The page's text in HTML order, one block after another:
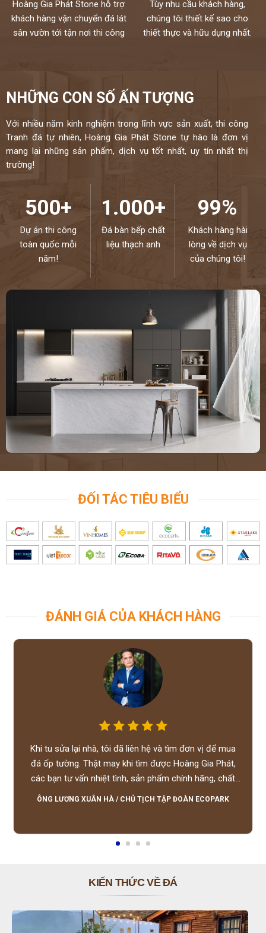
mọi không gian.
Chúng tôi không bán lẻ đá tấm chỉ nhận gia công chế tác và lắp đặt
theo yêu cầu cho khách hàng nên không phải qua trung gian
có vấn đề gì sẽ có bộ phận kỹ thuật đến xử lí cho khách hàng trong
vòng 24h,tất cả thành phẩm của chúng tôi sẽ được lưu bảo hành
trên máy tính,chúng tôi sẽ luôn đồng hành cùng khách hàng.
Đá cao cấp Hoàng Gia Phát tự hào là đơn vị
NIỀM TIN CỦA KHÁCH LÀ HẠNH PHÚC CỦA CHÚNG TÔI - HÂN
HẠNH
ĐƯỢC PHỤC VỤ QUÝ KHÁCH – HOTLINE:
0972101656 -
0946916986
Hoàng Gia Phát Stone hỗ trợ
khách hàng vận chuyển đá lát
sân vườn tới tận nơi thi công
Tùy nhu cầu khách hàng,
chúng tôi thiết kế sao cho
thiết thực và hữu dụng nhất.
NHỮNG CON SỐ ẤN TƯỢNG
Với nhiều năm kinh nghiệm trong lĩnh vực sản xuất, thi công
Tranh đá tự nhiên, Hoàng Gia Phát Stone tự hào là đơn vị
mang lại những sản phẩm, dịch vụ tốt nhất, uy tín nhất thị
trường!
500+
Dự án thi công
toàn quốc mỗi
năm!
1.000+
Đá bàn bếp chất
liệu thạch anh
99%
Khách hàng hài
lòng về dịch vụ
của chúng tôi!
ĐỐI TÁC TIÊU BIỂU
ĐÁNH GIÁ CỦA KHÁCH HÀNG
Khi tu sửa lại nhà, tôi đã liên hệ và tìm đơn vị để mua
đá ốp tường. Thật may khi tìm được Hoàng Gia Phát,
các bạn tư vấn nhiệt tình, sản phẩm chính hãng, chất
lượng tốt, giá hợp lý, hỗ trợ tận tình.
ÔNG LƯƠNG XUÂN HÀ / CHỦ TỊCH TẬP ĐOÀN ECOPARK
KIẾN THỨC VỀ ĐÁ